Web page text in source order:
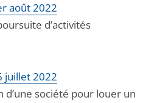
août 2022
d’activités
juillet 2022
société pour louer un